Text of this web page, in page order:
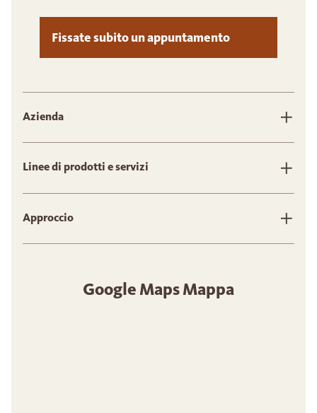
Fissate subito un appuntamento
Azienda
Linee di prodotti e servizi
Approccio
Google Maps Mappa